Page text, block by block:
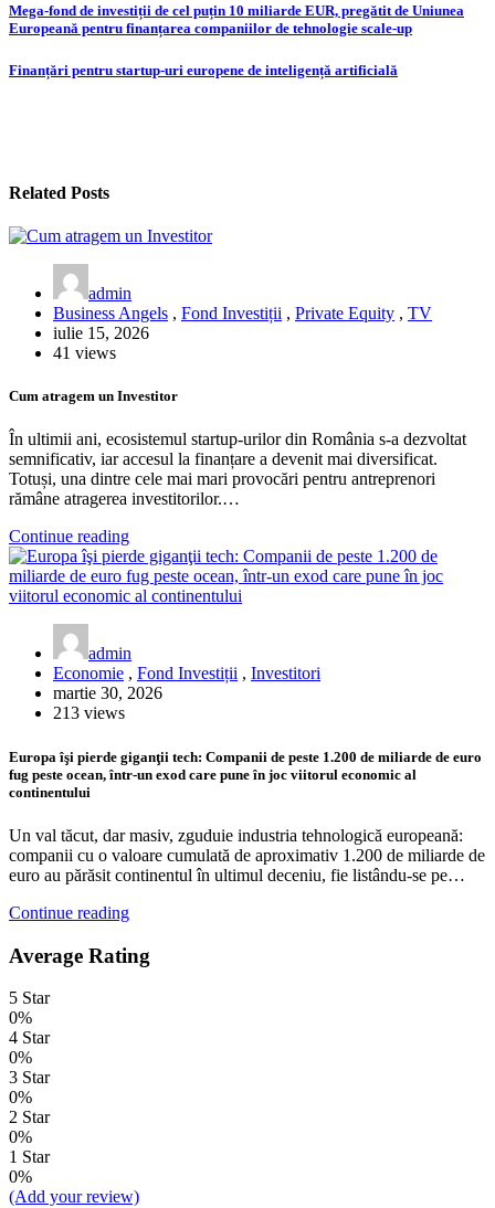
Navigare
articole
Mega-fond de investiții de cel puțin 10 miliarde EUR, pregătit de Uniunea
Europeană pentru finanțarea companiilor de tehnologie scale-up
Finanțări pentru startup-uri europene de inteligență artificială
Related Posts
admin
Business Angels , Fond Investiții , Private Equity , TV
iulie 15, 2026
41 views
Cum atragem un Investitor
În ultimii ani, ecosistemul startup-urilor din România s-a dezvoltat
semnificativ, iar accesul la finanțare a devenit mai diversificat.
Totuși, una dintre cele mai mari provocări pentru antreprenori
rămâne atragerea investitorilor.…
Continue reading
admin
Economie , Fond Investiții , Investitori
martie 30, 2026
213 views
Europa îşi pierde giganţii tech: Companii de peste 1.200 de miliarde de euro
fug peste ocean, într-un exod care pune în joc viitorul economic al
continentului
Un val tăcut, dar masiv, zguduie industria tehnologică europeană:
companii cu o valoare cumulată de aproximativ 1.200 de miliarde de
euro au părăsit continentul în ultimul deceniu, fie listându-se pe…
Continue reading
Average Rating
5 Star
0%
4 Star
0%
3 Star
0%
2 Star
0%
1 Star
0%
(Add your review)